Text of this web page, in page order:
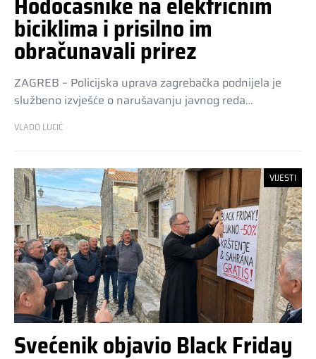
biciklima i prisilno im
obračunavali prirez
ZAGREB – Policijska uprava zagrebačka podnijela je
službeno izvješće o narušavanju javnog reda…
VLADO LUCIĆ
VIJESTI
Svećenik objavio Black Friday